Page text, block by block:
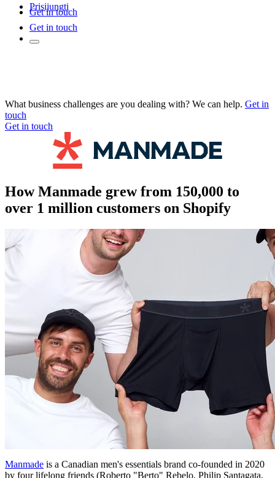
Prisijungti
Get in touch
Get in touch
What business challenges are you dealing with? We can help. Get in
touch
Get in touch
How Manmade grew from 150,000 to
over 1 million customers on Shopify
Manmade is a Canadian men's essentials brand co-founded in 2020
by four lifelong friends (Roberto "Berto" Rebelo, Philip Santagata,